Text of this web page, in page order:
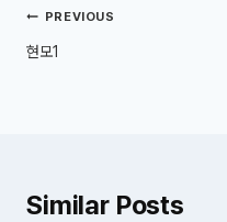
글
내
션
PREVIOUS
현모1
Similar Posts